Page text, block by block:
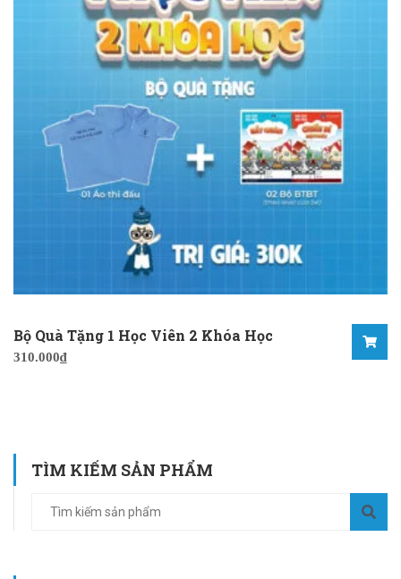
Bộ Quà Tặng 1 Học Viên 2 Khóa Học
310.000₫
TÌM KIẾM SẢN PHẨM